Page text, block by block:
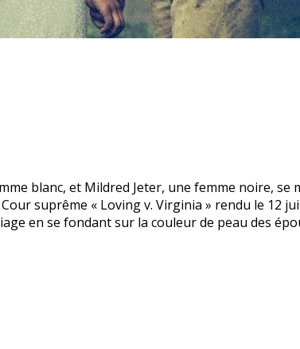
blanc, et Mildred Jeter, une femme noire, se
suprême « Loving v. Virginia » rendu le 12
en se fondant sur la couleur de peau des